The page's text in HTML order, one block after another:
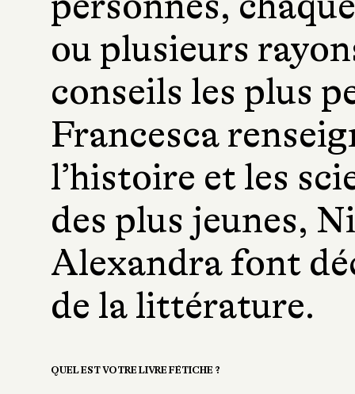
ou plusieurs
conseils les plus
Francesca
l’histoire et les
des plus jeunes,
Alexandra font
de la littérature.
QUEL EST VOTRE LIVRE FÉTICHE ?